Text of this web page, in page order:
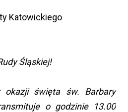
Katowickiego
Śląskiej!
święta św. Barbary
o godzinie 13.00